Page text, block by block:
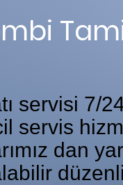
servisi 7/
servis
dan